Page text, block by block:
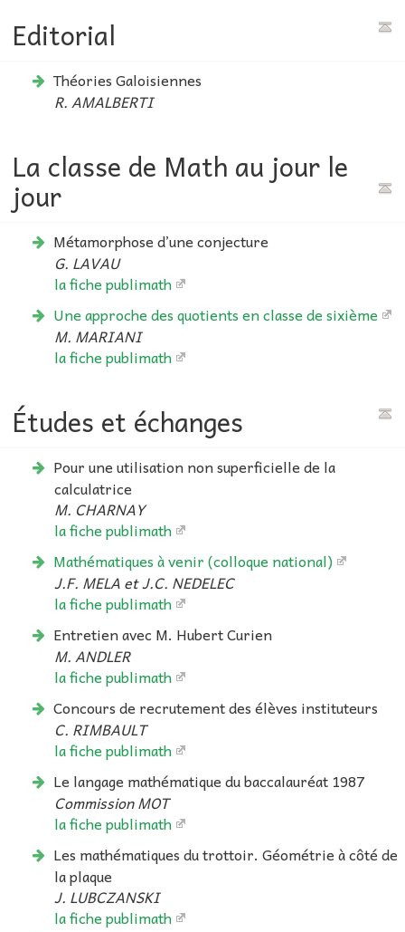
Editorial
Théories Galoisiennes
R. AMALBERTI
La classe de Math au jour le
jour
Métamorphose d’une conjecture
G. LAVAU
la fiche publimath
Une approche des quotients en classe de sixième
M. MARIANI
la fiche publimath
Études et échanges
Pour une utilisation non superficielle de la
calculatrice
M. CHARNAY
la fiche publimath
Mathématiques à venir (colloque national)
J.F. MELA et J.C. NEDELEC
la fiche publimath
Entretien avec M. Hubert Curien
M. ANDLER
la fiche publimath
Concours de recrutement des élèves instituteurs
C. RIMBAULT
la fiche publimath
Le langage mathématique du baccalauréat 1987
Commission MOT
la fiche publimath
Les mathématiques du trottoir. Géométrie à côté de
la plaque
J. LUBCZANSKI
la fiche publimath